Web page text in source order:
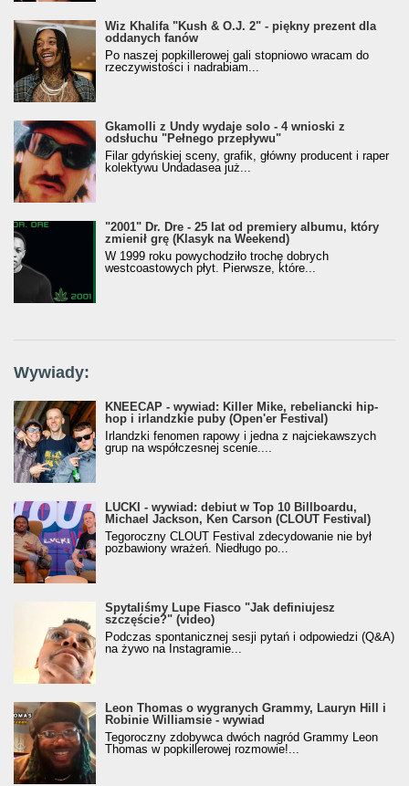
Wiz Khalifa "Kush & O.J. 2" - piękny prezent dla
oddanych fanów
Po naszej popkillerowej gali stopniowo wracam do
rzeczywistości i nadrabiam...
Gkamolli z Undy wydaje solo - 4 wnioski z
odsłuchu "Pełnego przepływu"
Filar gdyńskiej sceny, grafik, główny producent i raper
kolektywu Undadasea już...
"2001" Dr. Dre - 25 lat od premiery albumu, który
zmienił grę (Klasyk na Weekend)
W 1999 roku powychodziło trochę dobrych
westcoastowych płyt. Pierwsze, które...
Wywiady:
KNEECAP - wywiad: Killer Mike, rebeliancki hip-
hop i irlandzkie puby (Open'er Festival)
Irlandzki fenomen rapowy i jedna z najciekawszych
grup na współczesnej scenie....
LUCKI - wywiad: debiut w Top 10 Billboardu,
Michael Jackson, Ken Carson (CLOUT Festival)
Tegoroczny CLOUT Festival zdecydowanie nie był
pozbawiony wrażeń. Niedługo po...
Spytaliśmy Lupe Fiasco "Jak definiujesz
szczęście?" (video)
Podczas spontanicznej sesji pytań i odpowiedzi (Q&A)
na żywo na Instagramie...
Leon Thomas o wygranych Grammy, Lauryn Hill i
Robinie Williamsie - wywiad
Tegoroczny zdobywca dwóch nagród Grammy Leon
Thomas w popkillerowej rozmowie!...